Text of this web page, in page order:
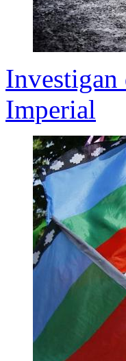
Investigan
Imperial